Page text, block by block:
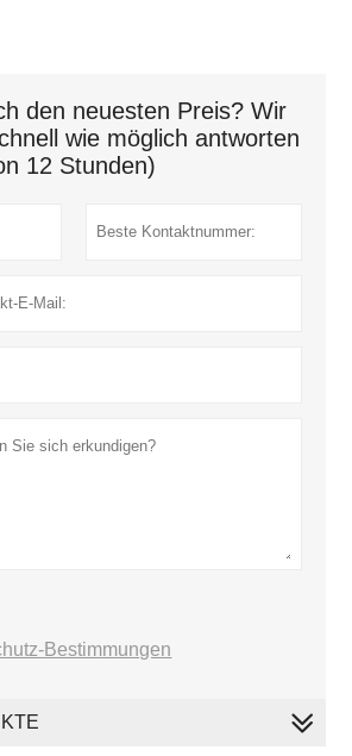
den neuesten Preis? Wir
wie möglich antworten
12 Stunden)
Bestimmungen